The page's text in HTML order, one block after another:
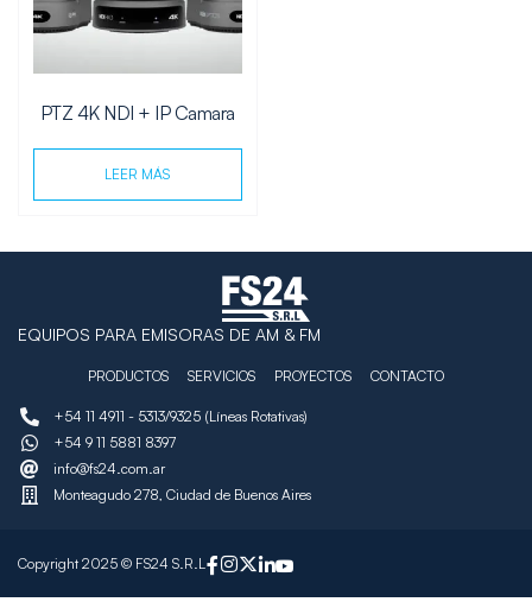
PTZ 4K NDI + IP Camara
LEER MÁS
EQUIPOS PARA EMISORAS DE AM & FM
PRODUCTOS SERVICIOS PROYECTOS CONTACTO
+54 11 4911 - 5313/9325 (Líneas Rotativas)
+54 9 11 5881 8397
info@fs24.com.ar
Monteagudo 278, Ciudad de Buenos Aires
Copyright 2025 © FS24 S.R.L